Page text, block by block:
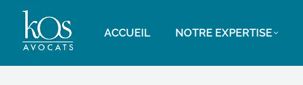
ACCUEIL NOTRE EXPERTISE